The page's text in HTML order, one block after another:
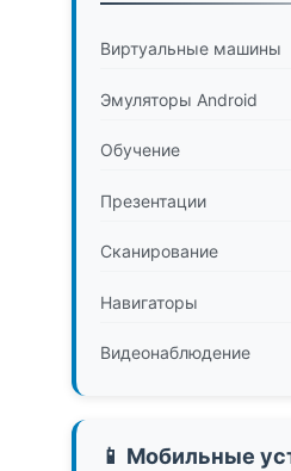
Виртуальные машины
Эмуляторы Android
Обучение
Презентации
Сканирование
Навигаторы
Видеонаблюдение
📱 Мобильные